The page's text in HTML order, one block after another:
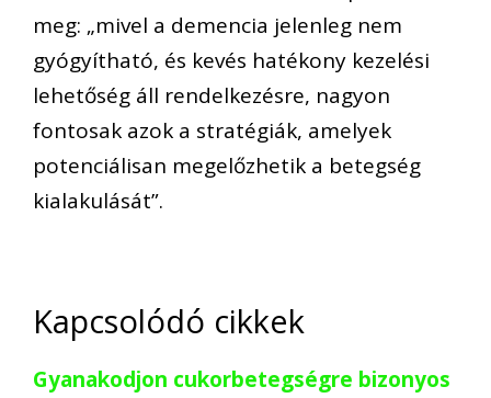
meg: „mivel a demencia jelenleg nem
gyógyítható, és kevés hatékony kezelési
lehetőség áll rendelkezésre, nagyon
fontosak azok a stratégiák, amelyek
potenciálisan megelőzhetik a betegség
kialakulását”.
Kapcsolódó cikkek
Gyanakodjon cukorbetegségre bizonyos